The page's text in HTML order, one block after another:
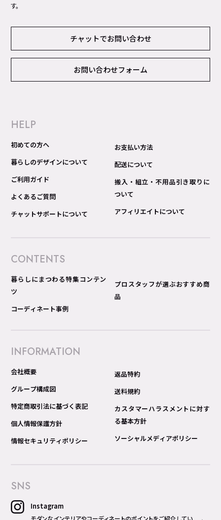
す。
チャットでお問い合わせ
お問い合わせフォーム
HELP
初めての方へ
暮らしのデザインについて
ご利用ガイド
よくあるご質問
チャットサポートについて
お支払い方法
配送について
搬入・組立・不用品引き取りに
ついて
アフィリエイトについて
CONTENTS
暮らしにまつわる特集コンテン
ツ
コーディネート事例
プロスタッフが選ぶおすすめ商
品
INFORMATION
会社概要
グループ構成図
特定商取引法に基づく表記
個人情報保護方針
情報セキュリティポリシー
返品特約
送料規約
カスタマーハラスメントに対す
る基本方針
ソーシャルメディアポリシー
SNS
Instagram
モダンなインテリアやコーディネートのポイントをご紹介してい